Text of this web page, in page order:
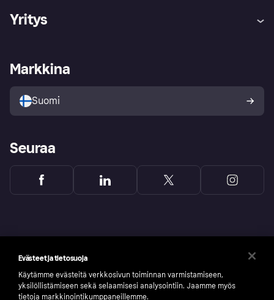
Ohje
Kirjaudu sisään
Tutustu kauppoihin
Ostajan turva
Yritys
Kirjaudu sisään yrityksenä
Markkina
Suomi
Seuraa
Evästeet ja tietosuoja
Käytämme evästeitä verkkosivun toiminnan varmistamiseen,
yksilöllistämiseen sekä selaamisesi analysointiin. Jaamme myös
tietoja markkinointikumppaneillemme.